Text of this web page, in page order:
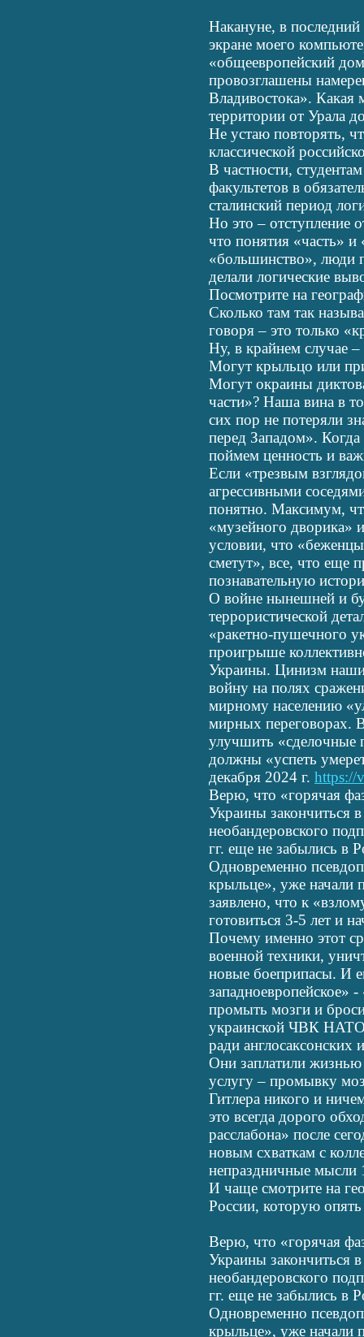
Накануне, в
экране моего
«общеевропейский
провозглашены
Владивостока». Какая
территории от Урала
Не устаю повторять,
классической
В частности,
факультетов в
сталинский период
Но это – отступление
что понятия «часть»
«большинство», люди
делали логические
Посмотрите на
Сколько там так
говоря – это только
Ну, в крайнем случае
Могут крыльцо или
Могут окраины
части»? Наша вина в
сих пор не потеряли
перед Западом».
поймем ценность и
Если «трезвым
агрессивными
понятно. Максимум,
«музейного дворика»
условии, что
сметут», все, что еще
познавательную
О войне нынешней и
террористической
«ракетно-пушечного
проигрыше
Украины. Цинизм
войну на полях
мирному населению
мирных переговорах.
улучшить «сделочные
должны «успеть
декабря 2024 г. https://
Верю, что «горячая
Украины закончиться
необандеровского
гг. еще не забылись в
Одновременно
крыльце», уже начали
заявлено, что к
готовиться 3-5 лет и
Почему именно этот
военной техники,
новые боеприпасы. И
западноевропейское»
промыть мозги и
украинской ЧВК
ради
Они заплатили
услугу – промывку
Гитлера никого и
это всегда дорого
расслабона» после
новым схваткам с
непраздничные мысли
И чаще смотрите на
России, которую
Верю, что «горячая
Украины закончиться
необандеровского
гг. еще не забылись в
Одновременно
крыльце», уже начали